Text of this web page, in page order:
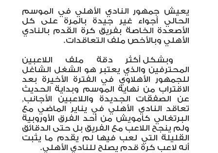
يعيش جمهور النادي الأهلي في الموسم
الحالي أجواء غير جيدة بالمرة على كل
الأصعدة الخاصة بفريق كرة القدم بالنادي
الأهلي وبالأخص ملف التعاقدات.
وبشكل أكثر دقة ملف اللاعبين
المحترفين والذي يعتبر هو الشغل الشاغل
للجمهور الأهلاوي في الفترة الأخيرة بعد
الاقتراب من نهاية الموسم وبداية الحديث
عن الصفقات الجديدة واللاعبين الأجانب,
تعاقد النادي الأهلي في يناير الماضي مع
البرتغالي كامويش من أحد الفرق الأوروبية
ولم ينجح اللاعب مع الفريق بل حتى الدقائق
القليلة التي لعب فيها لم يقدم ما يثبت
أنه لاعب كرة قدم يصلح للنادي الأهلي.